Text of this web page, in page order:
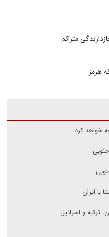
متراکم
هرمز
خواهد کرد
با ایران
ترکیه و اسرائیل